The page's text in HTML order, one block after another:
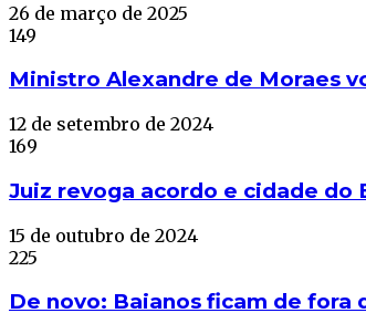
26 de março de 2025
149
Ministro Alexandre de Moraes
12 de setembro de 2024
169
Juiz revoga acordo e cidade do
15 de outubro de 2024
225
De novo: Baianos ficam de